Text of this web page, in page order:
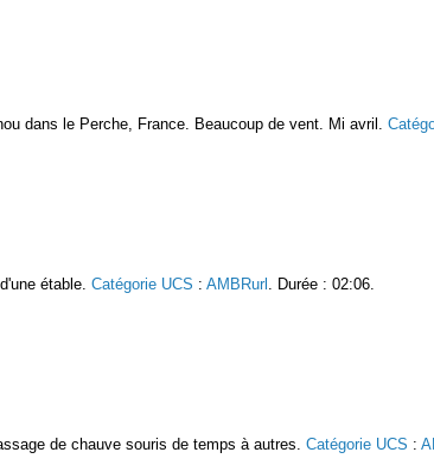
dans le Perche, France. Beaucoup de vent. Mi avril.
étable. Catégorie UCS : AMBRurl . Durée : 02:06.
de chauve souris de temps à autres. Catégorie UCS :